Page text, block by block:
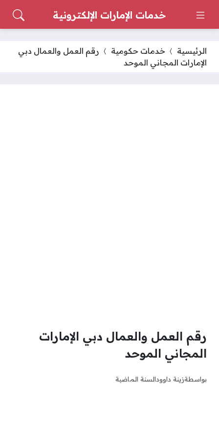
خدمات الإمارات الإلكترونية
الرئيسية خدمات حكومية
رقم العمل والعمال دبي
الإمارات المجاني الموحد
رقم العمل والعمال دبي الإمارات
المجاني الموحد
بواسطةزينة داوودالسنة الماضية